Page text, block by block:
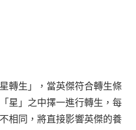
轉生」，當英傑符合轉生條
星」之中擇一進行轉生，每
相同，將直接影響英傑的養